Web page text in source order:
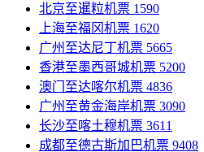
北京至暹粒机票 1590
上海至福冈机票 1620
广州至达尼丁机票 5665
香港至墨西哥城机票 5200
澳门至达喀尔机票 4836
广州至黄金海岸机票 3090
长沙至喀土穆机票 3611
成都至德古斯加巴机票 9408